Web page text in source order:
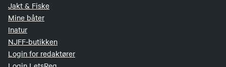
Jakt & Fiske
Mine båter
Inatur
NJFF-butikken
Login for redaktører